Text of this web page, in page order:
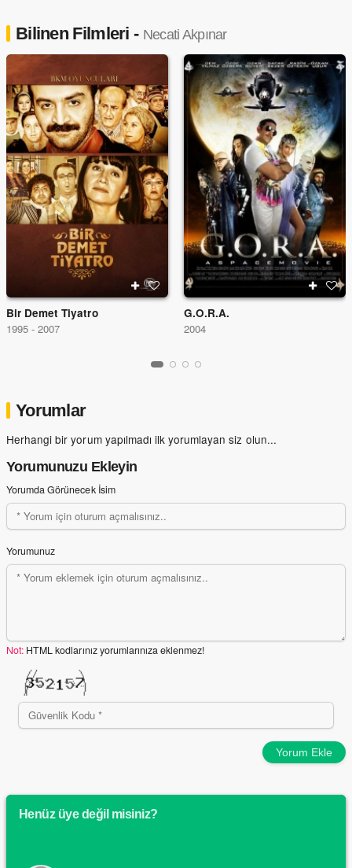
Bilinen Filmleri - Necati Akpınar
Bir Demet Tiyatro
1995 - 2007
G.O.R.A.
2004
Yorumlar
Herhangi bir yorum yapılmadı ilk yorumlayan siz olun...
Yorumunuzu Ekleyin
Yorumda Görünecek İsim
Yorumunuz
Not: HTML kodlarınız yorumlarınıza eklenmez!
Yorum Ekle
Henüz üye değil misiniz?